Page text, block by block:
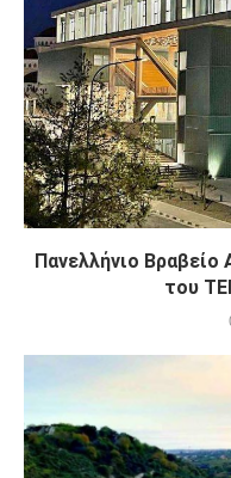
Προωθούν την
Πανελλήνιο Βραβείο
του